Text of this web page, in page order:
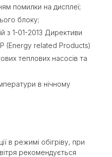
помилки на дисплеї;
блоку;
з 1-01-2013 Директиви
(Energy related Products)
теплових насосів та
в нічному
в режимі обігріву, при
рекомендується